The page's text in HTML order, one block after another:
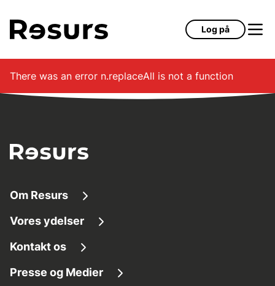
Log på
There was an error n.replaceAll is not a function
Om Resurs
Om os
Tilgængelighed
Vores ydelser
Finansieringsløsninger
Lån penge
Kontakt os
Kundeservice
Presse og Medier